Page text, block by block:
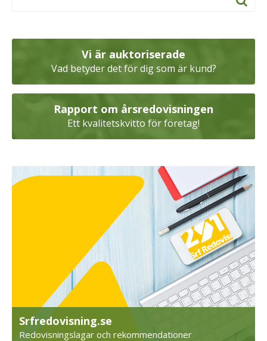
Vi är auktoriserade
Vad betyder det för dig som är kund?
Rapport om årsredovisningen
Ett kvalitetskvitto för företag!
Srfredovisning.se
Redovisningslagar och rekommendationer